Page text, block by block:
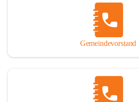
Gemeindevorstand